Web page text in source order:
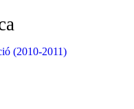
(2010-2011)